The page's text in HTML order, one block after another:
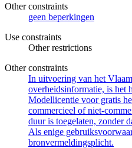
Other constraints
geen beperkingen
Use constraints
Other restrictions
Other constraints
In uitvoering van het
overheidsinformatie, is het
Modellicentie voor gratis
commercieel of niet-
duur is toegelaten, zonder
Als enige
bronvermeldingsplicht.